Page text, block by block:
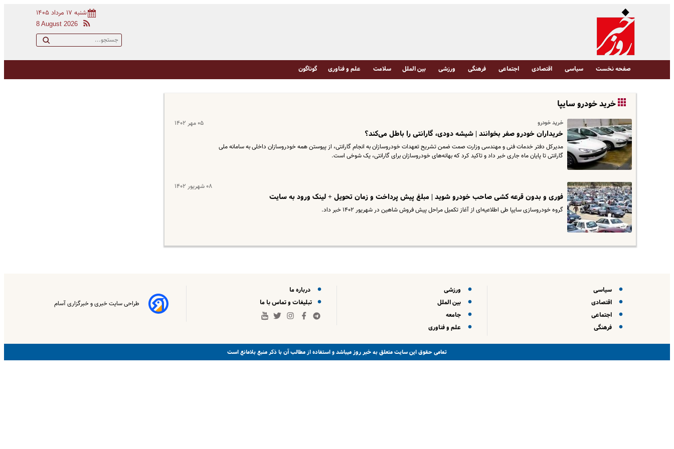
شنبه ۱۷ مرداد ۱۴۰۵
8 August 2026
صفحه نخست سیاسی اقتصادی اجتماعی فرهنگی ورزشی بین الملل سلامت علم و فناوری گوناگون
خرید خودرو سایپا
خرید خودرو ۰۵ مهر ۱۴۰۲
خریداران خودرو صفر بخوانند | شیشه دودی، گارانتی را باطل می‌کند؟
مدیرکل دفتر خدمات فنی و مهندسی وزارت صمت ضمن تشریح تعهدات خودروسازان به انجام گارانتی، از پیوستن همه‌ خودروسازان داخلی به سامانه ملی
گارانتی تا پایان ماه جاری خبر داد و تاکید کرد که بهانه‌های خودروسازان برای گارانتی، یک شوخی است.
۰۸ شهریور ۱۴۰۲
فوری و بدون قرعه کشی صاحب خودرو شوید | مبلغ پیش پرداخت و زمان تحویل + لینک ورود به سایت
گروه خودروسازی سایپا طی اطلاعیه‌ای از آغاز تکمیل مراحل پیش فروش شاهین در شهریور ۱۴۰۲ خبر داد.
سیاسی
اقتصادی
اجتماعی
فرهنگی
ورزشی
بین الملل
جامعه
علم و فناوری
درباره ما
تبلیغات و تماس با ما
طراحی سایت خبری و خبرگزاری آسام
تمامی حقوق این سایت متعلق بهخبر روزمیباشد و استفاده از مطالب آن با ذکر منبع بلامانع است